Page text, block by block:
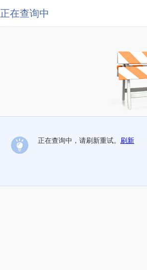
正在查询中
正在查询中，请刷新重试。 刷新